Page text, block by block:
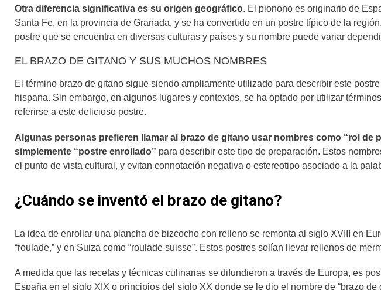
Otra diferencia significativa es su origen geográfico. El pionono es originario de
Santa Fe, en la provincia de Granada, y se ha convertido en un postre típico de la
postre que se encuentra en diversas culturas y países y su nombre puede variar
EL BRAZO DE GITANO Y SUS MUCHOS NOMBRES
El término brazo de gitano sigue siendo ampliamente utilizado para describir este
hispana. Sin embargo, en algunos lugares y contextos, se ha optado por utilizar
referirse a este delicioso postre.
Algunas personas prefieren llamar al brazo de gitano usar nombres como “rol de
simplemente “postre enrollado” para describir este tipo de preparación. Estos
el punto de vista cultural, y evitan connotación negativa o estereotipo asociado a la
¿Cuándo se inventó el brazo de gitano?
La idea de enrollar una plancha de bizcocho con relleno se remonta al siglo XVIII en
“roulade,” y en Suiza como “roulade suisse”. Estos postres solían llevar rellenos de
A medida que las recetas y técnicas culinarias se difundieron a través de Europa, es
España en el siglo XIX o principios del siglo XX donde se le dio el nombre de “brazo de